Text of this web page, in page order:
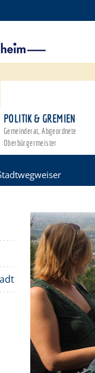
POLITIK & GREMIEN
Gemeinderat, Abgeordnete
Oberbürgermeister